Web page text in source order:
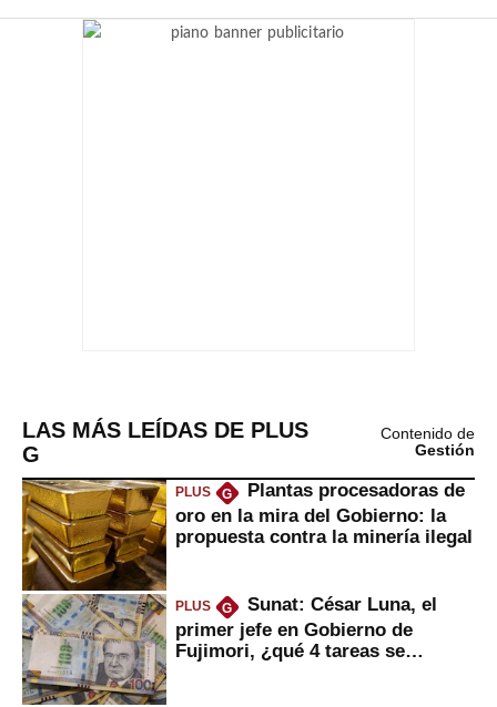
LAS MÁS LEÍDAS DE PLUS
G
Contenido de
Gestión
PLUS G
Plantas procesadoras de
oro en la mira del Gobierno: la
propuesta contra la minería ilegal
PLUS G
Sunat: César Luna, el
primer jefe en Gobierno de
Fujimori, ¿qué 4 tareas se